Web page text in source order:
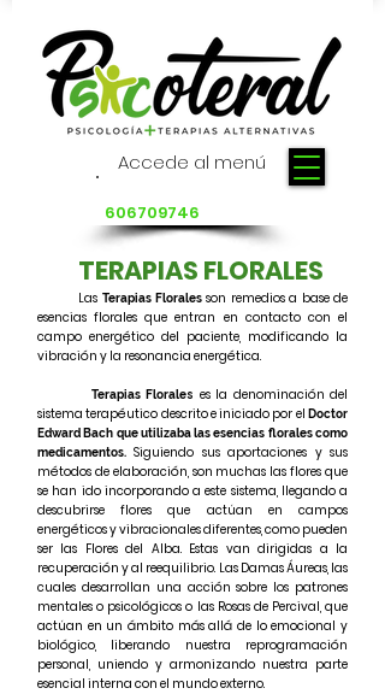
606709746
Accede al menú
TERAPIAS FLORALES
Las Terapias Floralesson remedios a base de
esencias florales que entran en contacto con el
campo energético del paciente, modificando la
vibración y la resonancia energética.
Terapias Florales es la denominación del
sistematerapéutico descrito e iniciado por el Doctor
Edward Bach que utilizaba las esencias florales como
medicamentos. Siguiendo sus aportaciones y sus
métodos de elaboración, son muchas las flores que
se han ido incorporando a este sistema, llegando a
descubrirse flores que actúan en campos
energéticos y vibracionales diferentes, como pueden
ser las Flores del Alba. Estas van dirigidas a la
recuperación y al reequilibrio. Las DamasÁureas, las
cuales desarrollan una acción sobre los patrones
mentales o psicológicos o las Rosas de Percival, que
actúan en un ámbito más allá de lo emocional y
biológico, liberando nuestra reprogramación
personal, uniendo y armonizando nuestra parte
esencial interna con el mundo externo.